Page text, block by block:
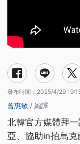
發布時間： 2025/4/29
曾惠敏 / 編譯
北韓官方媒體拜
亞、協助in拍烏